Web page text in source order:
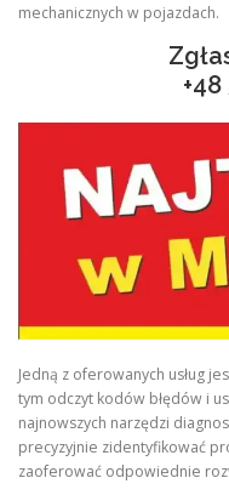
mechanicznych w pojazdach.
+48
Jedną z oferowanych usług
tym odczyt kodów błędów i
najnowszych narzędzi
precyzyjnie zidentyfikować
zaoferować odpowiednie